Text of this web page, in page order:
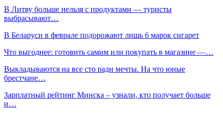
В Литву больше нельзя с продуктами — туристы
выбрасывают…
В Беларуси в феврале подорожают лишь 6 марок сигарет
Что выгоднее: готовить самим или покупать в магазине —…
Выкладываются на все сто ради мечты. На что юные
брестчане…
Зарплатный рейтинг Минска – узнали, кто получает больше
и…